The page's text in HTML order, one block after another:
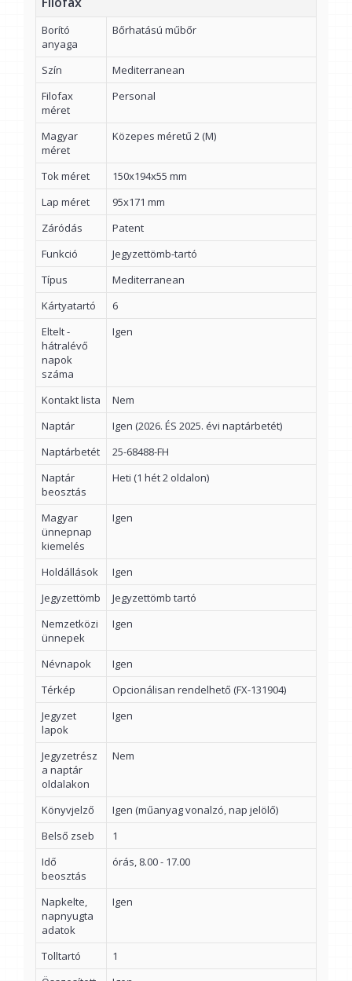
Borító
anyaga
Bőrhatású műbőr
Szín
Mediterranean
Filofax
méret
Personal
Magyar
méret
Közepes méretű 2 (M)
Tok méret
150x194x55 mm
Lap méret
95x171 mm
Záródás
Patent
Funkció
Jegyzettömb-tartó
Típus
Mediterranean
Kártyatartó
6
Eltelt -
hátralévő
napok
száma
Igen
Kontakt lista
Nem
Naptár
Igen (2026. ÉS 2025. évi naptárbetét)
Naptárbetét
25-68488-FH
Naptár
beosztás
Heti (1 hét 2 oldalon)
Magyar
ünnepnap
kiemelés
Igen
Holdállások
Igen
Jegyzettömb
Jegyzettömb tartó
Nemzetközi
ünnepek
Igen
Névnapok
Igen
Térkép
Opcionálisan rendelhető (FX-131904)
Jegyzet
lapok
Igen
Jegyzetrész
a naptár
oldalakon
Nem
Könyvjelző
Igen (műanyag vonalzó, nap jelölő)
Belső zseb
1
Idő
beosztás
órás, 8.00 - 17.00
Napkelte,
napnyugta
adatok
Igen
Tolltartó
1